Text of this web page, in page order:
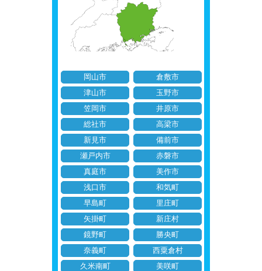
岡山市
倉敷市
津山市
玉野市
笠岡市
井原市
総社市
高梁市
新見市
備前市
瀬戸内市
赤磐市
真庭市
美作市
浅口市
和気町
早島町
里庄町
矢掛町
新庄村
鏡野町
勝央町
奈義町
西粟倉村
久米南町
美咲町